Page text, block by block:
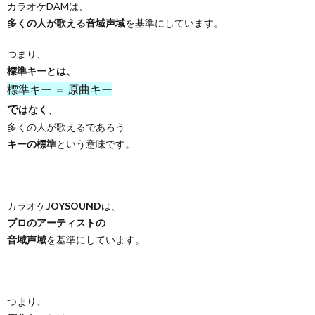
カラオケDAMは、
多くの人が歌える音域声域を基準にしています。
つまり、
標準キーとは、
標準キー ＝ 原曲キー
ではなく
多くの人が歌えるであろう
キーの標準という意味です。
カラオケJOYSOUNDは、
プロのアーティストの
音域声域を基準にしています。
つまり、